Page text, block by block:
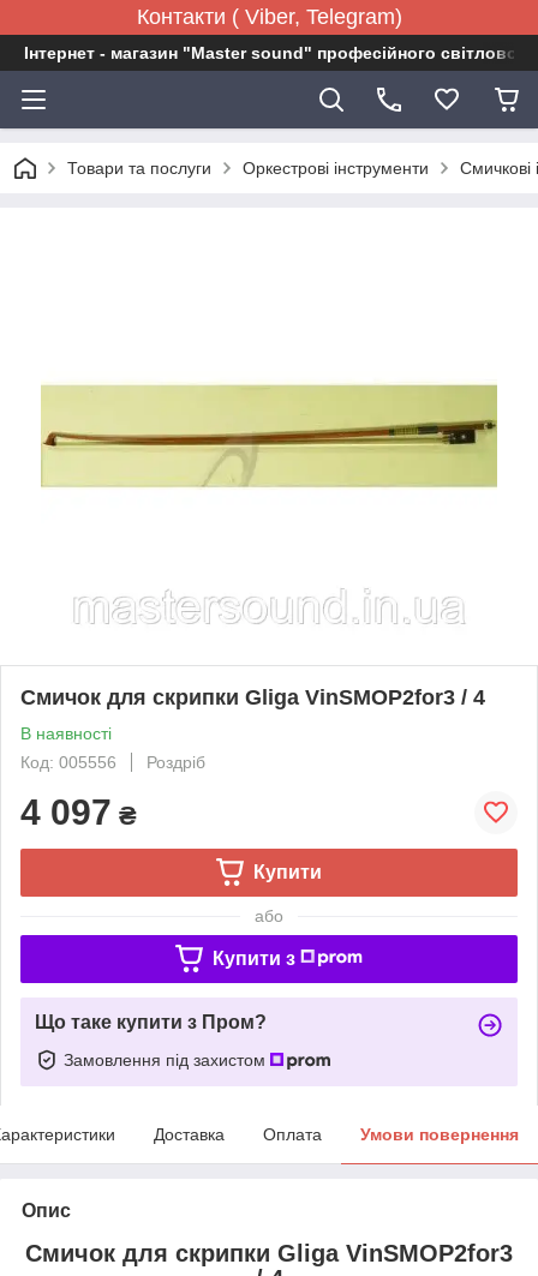
Контакти ( Viber, Telegram)
Інтернет - магазин "Master sound" професійного
Товари та послуги Оркестрові інструменти Смичкові
Смичок для скрипки Gliga VinSMOP2for3 / 4
В наявності
Код: 005556
Роздріб
4 097 ₴
Купити
або
Купити з
Що таке купити з Пром?
Замовлення під захистом
Доставка Оплата Умови повернення
Опис
Смичок для скрипки Gliga VinSMOP2for3